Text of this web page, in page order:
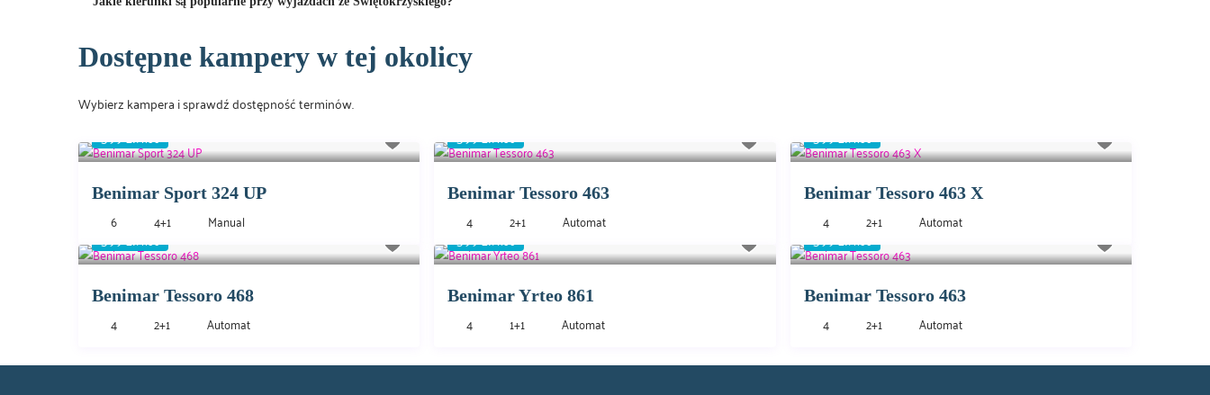
Dostępne kampery w tej okolicy
Wybierz kampera i sprawdź dostępność terminów.
399 zł/noc
Benimar Sport 324 UP
6 4+1 Manual
399 zł/noc
Benimar Tessoro 463
4 2+1 Automat
399 zł/noc
Benimar Tessoro 463 X
4 2+1 Automat
399 zł/noc
Benimar Tessoro 468
4 2+1 Automat
399 zł/noc
Benimar Yrteo 861
4 1+1 Automat
399 zł/noc
Benimar Tessoro 463
4 2+1 Automat